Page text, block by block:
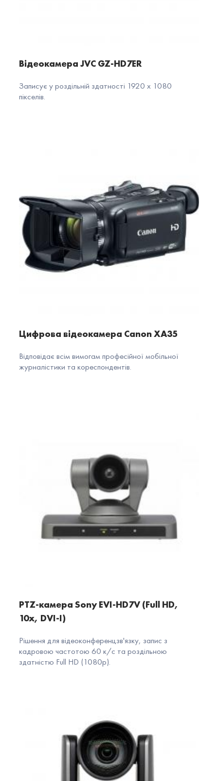
Відеокамера JVC GZ-HD7ER
Записує у роздільній здатності 1920 x 1080
пікселів.
Цифрова відеокамера Canon XA35
Відповідає всім вимогам професійної мобільної
журналістики та кореспондентів.
PTZ-камера Sony EVI-HD7V (Full HD,
10x, DVI-I)
Рішення для відеоконференцзв'язку, запис з
кадровою частотою 60 к/с та роздільною
здатністю Full HD (1080p).